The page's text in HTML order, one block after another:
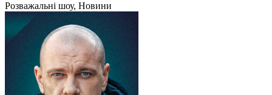
Розважальні шоу, Новини